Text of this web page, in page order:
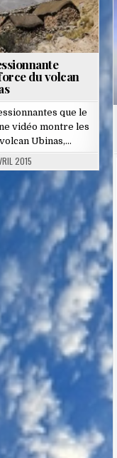
du volcan
que le
vidéo montre les
Ubinas,…
2015